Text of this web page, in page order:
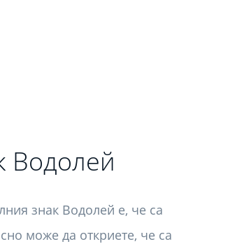
Водолей
знак Водолей е, че са
може да откриете, че са